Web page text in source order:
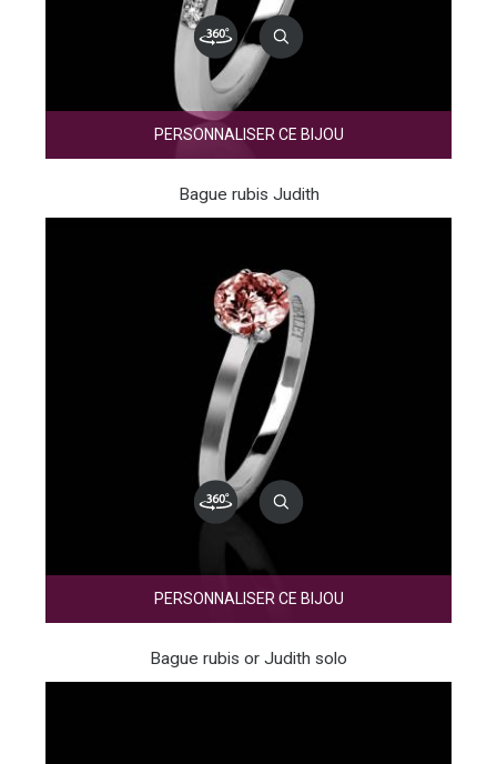
PERSONNALISER CE BIJOU
Bague rubis Judith
PERSONNALISER CE BIJOU
Bague rubis or Judith solo